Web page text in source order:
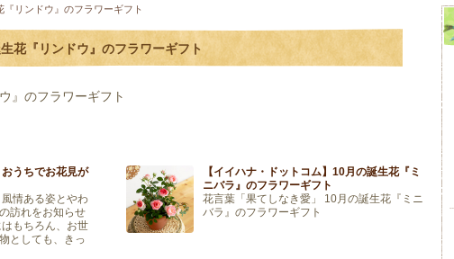
『リンドウ』のフラワーギフト
花『リンドウ』のフラワーギフト
』のフラワーギフト
おうちでお花見が
情ある姿とやわ
訪れをお知らせ
もちろん、お世
としても、きっ
【イイハナ・ドットコム】10月の誕生花『ミ
ニバラ』のフラワーギフト
花言葉「果てしなき愛」 10月の誕生花『ミニ
バラ』のフラワーギフト